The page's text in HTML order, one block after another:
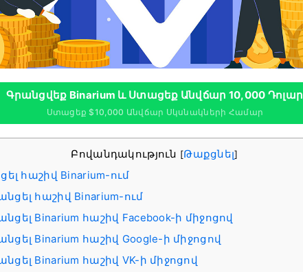
Գրանցվեք Binarium ԵՒ Ստացեք Անվճար 10,000 Դոլար
Ստացեք $10,000 Անվճար Սկսնակների Համար
Բովանդակություն [Թաքցնել]
հաշիվ Binarium-ում
հաշիվ Binarium-ում
Binarium հաշիվ Facebook-ի միջոցով
Binarium հաշիվ Google-ի միջոցով
Binarium հաշիվ VK-ի միջոցով